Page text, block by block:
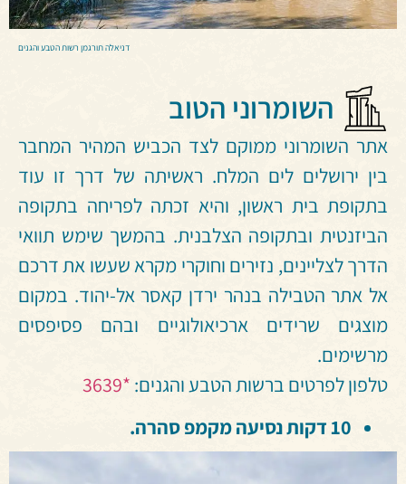
דניאלה תורגמן רשות הטבע והגנים
השומרוני הטוב
אתר השומרוני ממוקם לצד הכביש המהיר המחבר
בין ירושלים לים המלח. ראשיתה של דרך זו עוד
בתקופת בית ראשון, והיא זכתה לפריחה בתקופה
הביזנטית ובתקופה הצלבנית. בהמשך שימש תוואי
הדרך לצליינים, נזירים וחוקרי מקרא שעשו את דרכם
אל אתר הטבילה בנהר ירדן קאסר אל-יהוד. במקום
מוצגים שרידים ארכיאולוגיים ובהם פסיפסים
מרשימים.
טלפון לפרטים ברשות הטבע והגנים: *3639
10 דקות נסיעה מקמפ סהרה.